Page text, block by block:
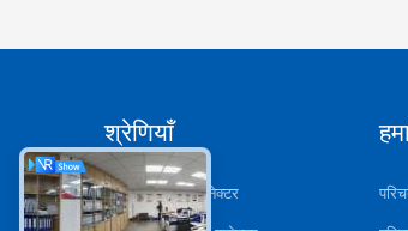
श्रेणियाँ
गोल धक्का खींच कनेक्टर